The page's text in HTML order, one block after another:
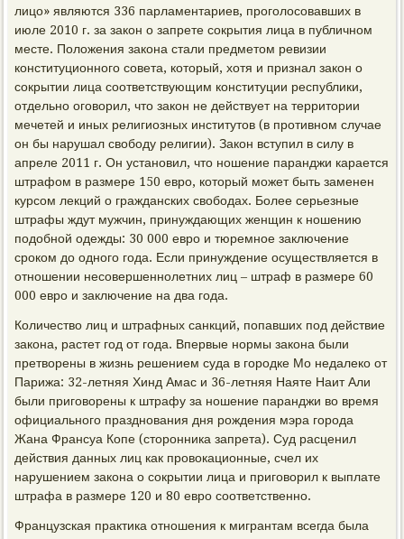
лицо» являются 336 парламентариев, проголосовавших в
июле 2010 г. за закон о запрете сокрытия лица в публичном
месте. Положения закона стали предметом ревизии
конституционного совета, который, хотя и признал закон о
сокрытии лица соответствующим конституции республики,
отдельно оговорил, что закон не действует на территории
мечетей и иных религиозных институтов (в противном случае
он бы нарушал свободу религии). Закон вступил в силу в
апреле 2011 г. Он установил, что ношение паранджи карается
штрафом в размере 150 евро, который может быть заменен
курсом лекций о гражданских свободах. Более серьезные
штрафы ждут мужчин, принуждающих женщин к ношению
подобной одежды: 30 000 евро и тюремное заключение
сроком до одного года. Если принуждение осуществляется в
отношении несовершеннолетних лиц – штраф в размере 60
000 евро и заключение на два года.
Количество лиц и штрафных санкций, попавших под действие
закона, растет год от года. Впервые нормы закона были
претворены в жизнь решением суда в городке Мо недалеко от
Парижа: 32-летняя Хинд Амас и 36-летняя Наяте Наит Али
были приговорены к штрафу за ношение паранджи во время
официального празднования дня рождения мэра города
Жана Франсуа Копе (сторонника запрета). Суд расценил
действия данных лиц как провокационные, счел их
нарушением закона о сокрытии лица и приговорил к выплате
штрафа в размере 120 и 80 евро соответственно.
Французская практика отношения к мигрантам всегда была